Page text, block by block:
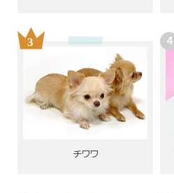
チワワ